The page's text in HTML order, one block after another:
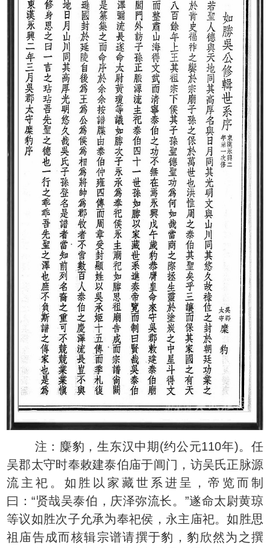
注：麋豹，生东汉中期(约公元110年)。任
吴郡太守时奉敕建泰伯庙于阊门，访吴氏正脉源
流主祀。如胜以家藏世系进呈，帝览而制
曰：“贤哉吴泰伯，庆泽弥流长。”遂命太尉黄琼
等议如胜次子允承为奉祀侯，永主庙祀。如胜思
祖庙告成而核辑宗谱请撰于豹，豹欣然为之撰